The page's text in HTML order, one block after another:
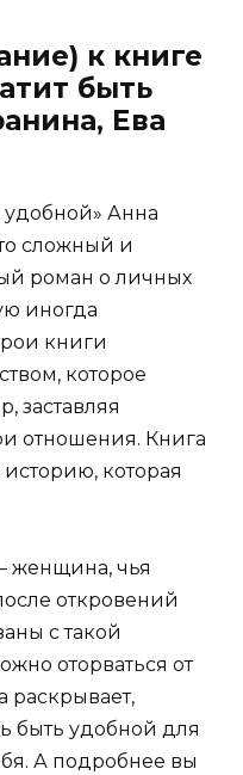
к книге
быть
Ева
удобной» Анна
сложный и
роман о личных
иногда
книги
которое
заставляя
отношения. Книга
которая
женщина, чья
откровений
с такой
оторваться от
раскрывает,
быть удобной для
А подробнее вы